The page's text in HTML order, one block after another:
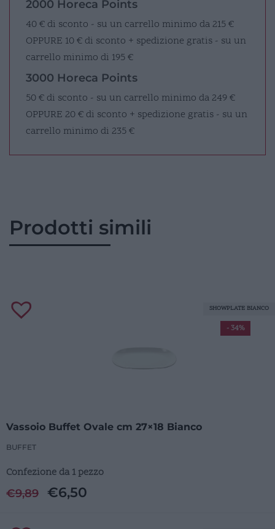
2000 Horeca Points
40 € di sconto - su un carrello minimo da 215 €
OPPURE 10 € di sconto + spedizione gratis - su un
carrello minimo di 195 €
3000 Horeca Points
50 € di sconto - su un carrello minimo da 249 €
OPPURE 20 € di sconto + spedizione gratis - su un
carrello minimo di 235 €
Prodotti simili
Vassoio Buffet Ovale cm 27×18 Bianco
BUFFET
Confezione da 1 pezzo
€9,89 €6,50
- 34%
SHOWPLATE BIANCO